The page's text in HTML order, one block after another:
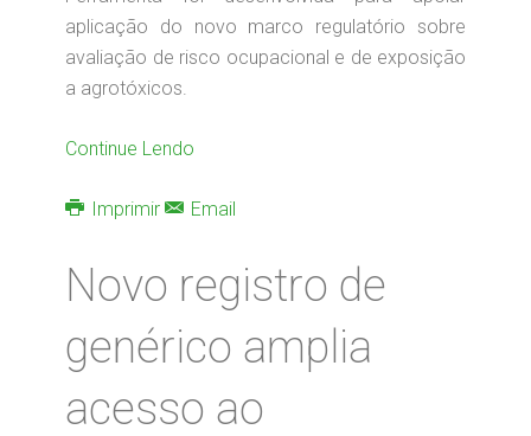
aplicação do novo marco regulatório sobre
avaliação de risco ocupacional e de exposição
a agrotóxicos.
Continue Lendo
Imprimir Email
Novo registro de
genérico amplia
acesso ao